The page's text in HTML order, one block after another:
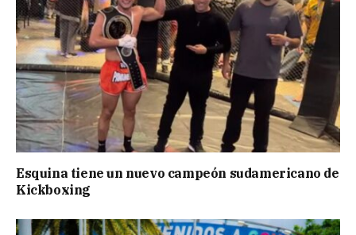
Esquina tiene un nuevo campeón sudamericano de
Kickboxing